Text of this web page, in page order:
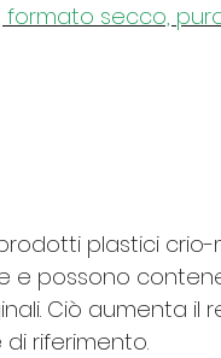
formato secco,
plastici crio-
e possono
Ciò aumenta il
riferimento.